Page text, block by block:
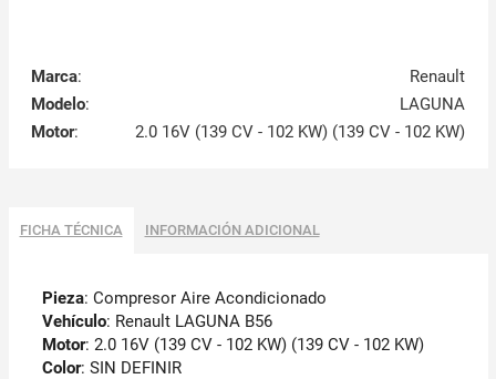
Marca:
Renault
Modelo:
LAGUNA
Motor: 2.0 16V (139 CV - 102 KW) (139 CV - 102 KW)
FICHA TÉCNICA INFORMACIÓN ADICIONAL
Pieza: Compresor Aire Acondicionado
Vehículo: Renault LAGUNA B56
Motor: 2.0 16V (139 CV - 102 KW) (139 CV - 102 KW)
Color: SIN DEFINIR